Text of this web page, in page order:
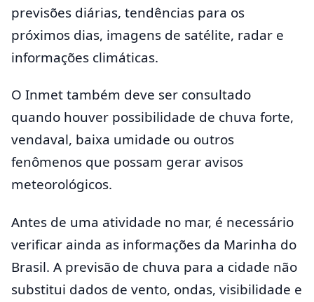
previsões diárias, tendências para os
próximos dias, imagens de satélite, radar e
informações climáticas.
O Inmet também deve ser consultado
quando houver possibilidade de chuva forte,
vendaval, baixa umidade ou outros
fenômenos que possam gerar avisos
meteorológicos.
Antes de uma atividade no mar, é necessário
verificar ainda as informações da Marinha do
Brasil. A previsão de chuva para a cidade não
substitui dados de vento, ondas, visibilidade e